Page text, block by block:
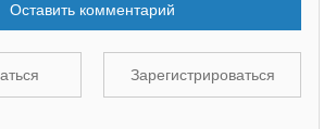
Оставить комментарий
Зарегистрироваться